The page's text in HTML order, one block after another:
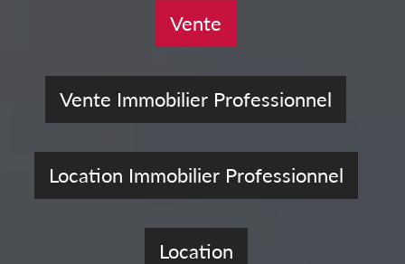
Vente
Vente Immobilier Professionnel
Location Immobilier Professionnel
Location